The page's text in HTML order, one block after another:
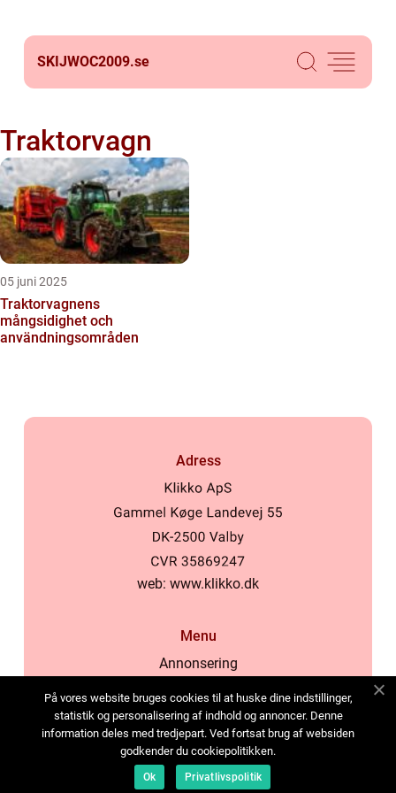
SKIJWOC2009.se
Traktorvagn
05 juni 2025
Traktorvagnens
mångsidighet och
användningsområden
Adress
web: www.klikko.dk
Menu
Annonsering
Cookies
Kontakta oss
Sitemap
På vores website bruges cookies til at huske dine indstillinger,
statistik og personalisering af indhold og annoncer. Denne
information deles med tredjepart. Ved fortsat brug af websiden
godkender du cookiepolitikken.
Ok Privatlivspolitik